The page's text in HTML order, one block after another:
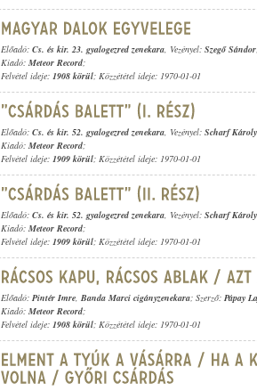
Előadó: Cs. és kir. 23. gyalogezred zenekara, Vezényel: Szegő Sándor
Kiadó: Meteor Record;
Felvétel ideje: 1908 körül; Közzététel ideje: 1970-01-01
Előadó: Cs. és kir. 52. gyalogezred zenekara, Vezényel: Scharf Károly
Kiadó: Meteor Record;
Felvétel ideje: 1909 körül; Közzététel ideje: 1970-01-01
Előadó: Cs. és kir. 52. gyalogezred zenekara, Vezényel: Scharf Károly
Kiadó: Meteor Record;
Felvétel ideje: 1909 körül; Közzététel ideje: 1970-01-01
Előadó: Pintér Imre, Banda Marci cigányzenekara; Szerző: Pápay
Kiadó: Meteor Record;
Felvétel ideje: 1908 körül; Közzététel ideje: 1970-01-01